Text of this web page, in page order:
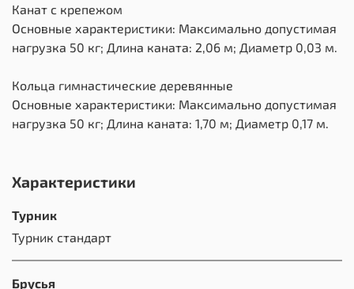
Канат с крепежом
Основные характеристики: Максимально допустимая
нагрузка 50 кг; Длина каната: 2,06 м; Диаметр 0,03 м.
Кольца гимнастические деревянные
Основные характеристики: Максимально допустимая
нагрузка 50 кг; Длина каната: 1,70 м; Диаметр 0,17 м.
Характеристики
Турник
Турник стандарт
Брусья